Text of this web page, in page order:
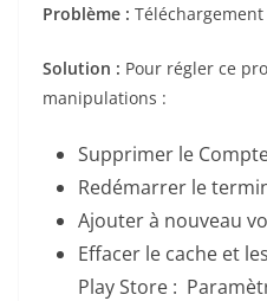
Problème :
Solution : Pour régler ce
manipulations :
Supprimer le
Redémarrer le
Ajouter à nouveau
Effacer le cache et
Play Store :